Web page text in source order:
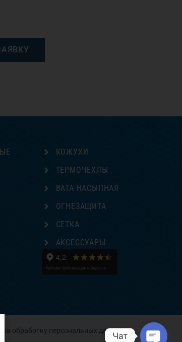
КОЖУХИ
ТЕРМОЧЕХЛЫ
ВАТА НАСЫПНАЯ
ОГНЕЗАЩИТА
СЕТКА
АКСЕССУАРЫ
на обработку персональных данных
Чат